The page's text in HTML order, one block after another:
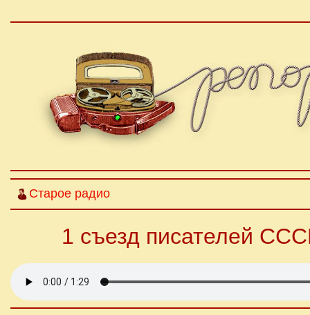
Старое радио
1 съезд писателей